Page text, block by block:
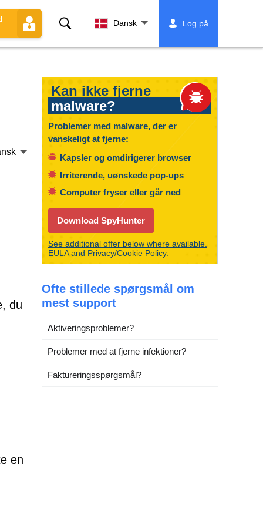
Søg Dansk Log på
du
en
Kan ikke fjerne
malware?
Problemer med malware, der er
vanskeligt at fjerne:
Kapsler og omdirigerer browser
Irriterende, uønskede pop-ups
Computer fryser eller går ned
Download SpyHunter
See additional offer below where available.
EULAand Privacy/Cookie Policy.
Ofte stillede spørgsmål om
mest support
Aktiveringsproblemer?
Problemer med at fjerne infektioner?
Faktureringsspørgsmål?